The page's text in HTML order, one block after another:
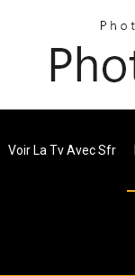
Voir La Tv Avec Sfr